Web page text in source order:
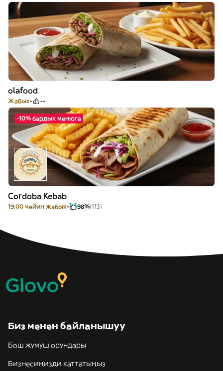
olafood
Жабык --
-10% бардык менюга
Cordoba Kebab
19:00 чейин жабык 98%(113)
Биз менен байланышуу
Бош жумуш орундары
Бизнесиңизди каттатыңыз